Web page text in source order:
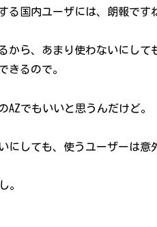
る国内ユーザには、朗報です
ら、あまり使わないにして
きるので。
でもいいと思うんだけど。
にしても、使うユーザーは
。